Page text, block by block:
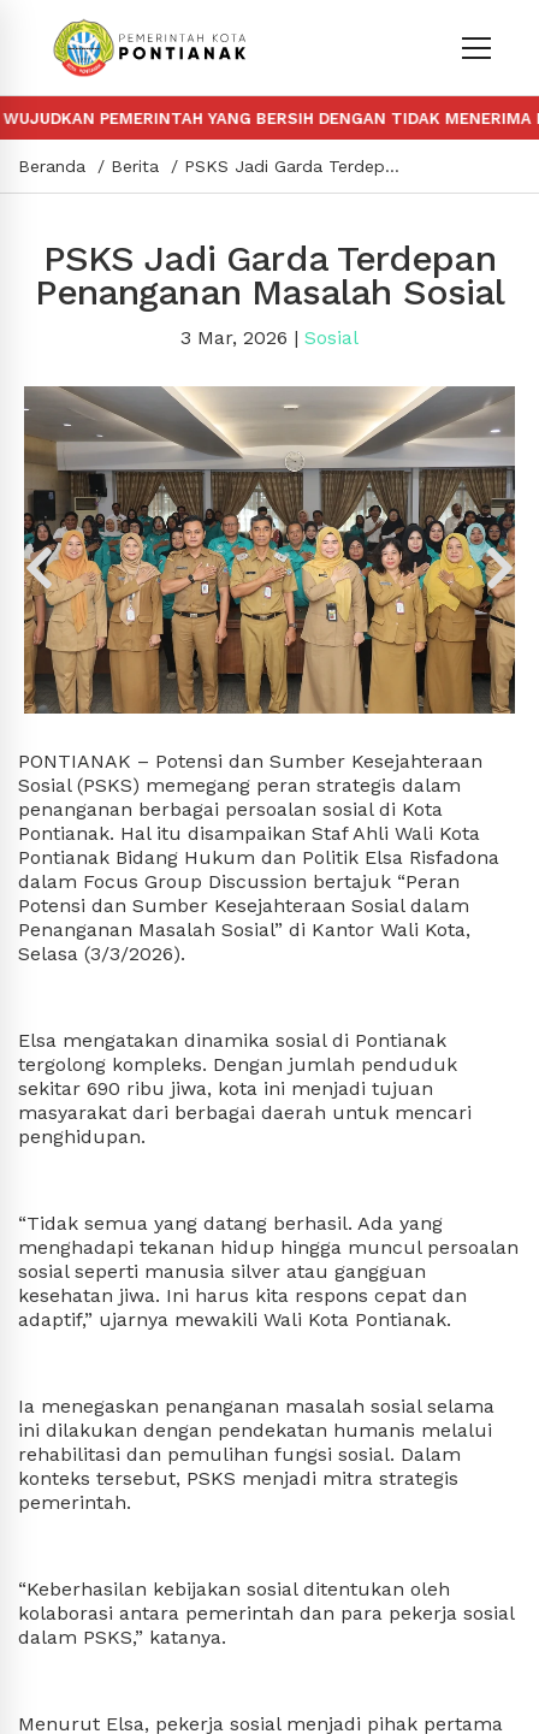
PEMERINTAH YANG BERSIH DENGAN TIDAK MENERIMA DAN
Beranda Berita PSKS Jadi Garda Terdepan Penanganan Masalah Sosial
PSKS Jadi Garda Terdepan
Penanganan Masalah Sosial
3 Mar, 2026 | Sosial
PONTIANAK – Potensi dan Sumber Kesejahteraan
Sosial (PSKS) memegang peran strategis dalam
penanganan berbagai persoalan sosial di Kota
Pontianak. Hal itu disampaikan Staf Ahli Wali Kota
Pontianak Bidang Hukum dan Politik Elsa Risfadona
dalam Focus Group Discussion bertajuk “Peran
Potensi dan Sumber Kesejahteraan Sosial dalam
Penanganan Masalah Sosial” di Kantor Wali Kota,
Selasa (3/3/2026).
Elsa mengatakan dinamika sosial di Pontianak
tergolong kompleks. Dengan jumlah penduduk
sekitar 690 ribu jiwa, kota ini menjadi tujuan
masyarakat dari berbagai daerah untuk mencari
penghidupan.
“Tidak semua yang datang berhasil. Ada yang
menghadapi tekanan hidup hingga muncul persoalan
sosial seperti manusia silver atau gangguan
kesehatan jiwa. Ini harus kita respons cepat dan
adaptif,” ujarnya mewakili Wali Kota Pontianak.
Ia menegaskan penanganan masalah sosial selama
ini dilakukan dengan pendekatan humanis melalui
rehabilitasi dan pemulihan fungsi sosial. Dalam
konteks tersebut, PSKS menjadi mitra strategis
pemerintah.
“Keberhasilan kebijakan sosial ditentukan oleh
kolaborasi antara pemerintah dan para pekerja sosial
dalam PSKS,” katanya.
Menurut Elsa, pekerja sosial menjadi pihak pertama